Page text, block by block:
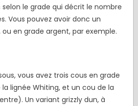
selon le grade qui décrit le nombre
Vous pouvez avoir donc un
en grade argent, par exemple.
vous avez trois cous en grade
la lignée Whiting, et un cou de la
Un variant grizzly dun, à